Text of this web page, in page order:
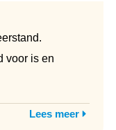
voor is en
Lees meer